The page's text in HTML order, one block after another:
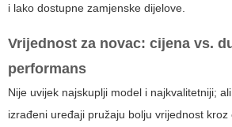
i lako dostupne zamjenske dijelove.
Vrijednost za novac: cijena vs.
performans
Nije uvijek najskuplji model i najkvalitetniji;
izrađeni uređaji pružaju bolju vrijednost kroz